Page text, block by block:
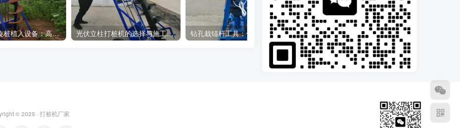
光伏支架螺旋桩植入设备：高效光伏支架安装工具，螺旋桩植入快速稳固 光伏立柱打桩机的选择与施工流程介绍 钻孔栽锚杆工具：使用方法和注意事项 光伏打桩机履带式太阳能钻孔液压系统柴油动力
© 2025 · 打桩机厂家